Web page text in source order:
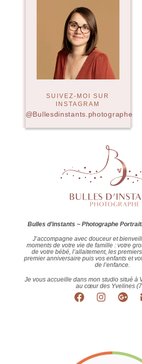
SUIVEZ-MOI SUR
INSTAGRAM
@Bullesdinstants.photographe
Bulles d’instants ~ Photographe
J’accompagne avec douceur et
moments de votre vie de famille : votre
de votre bébé, l’allaitement, les
premier anniversaire puis vos enfants et
de l’enfance.
Je vous accueille dans mon studio situé à
au cœur des Yvelines